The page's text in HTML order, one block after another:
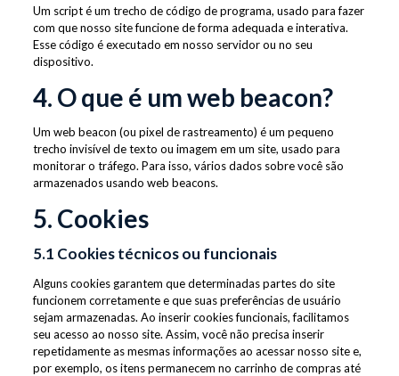
Um script é um trecho de código de programa, usado para fazer
com que nosso site funcione de forma adequada e interativa.
Esse código é executado em nosso servidor ou no seu
dispositivo.
4. O que é um web beacon?
Um web beacon (ou pixel de rastreamento) é um pequeno
trecho invisível de texto ou imagem em um site, usado para
monitorar o tráfego. Para isso, vários dados sobre você são
armazenados usando web beacons.
5. Cookies
5.1 Cookies técnicos ou funcionais
Alguns cookies garantem que determinadas partes do site
funcionem corretamente e que suas preferências de usuário
sejam armazenadas. Ao inserir cookies funcionais, facilitamos
seu acesso ao nosso site. Assim, você não precisa inserir
repetidamente as mesmas informações ao acessar nosso site e,
por exemplo, os itens permanecem no carrinho de compras até